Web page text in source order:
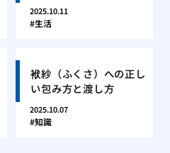
2025.10.11
生活
袱紗（ふくさ）への正し
い包み方と渡し方
2025.10.07
知識